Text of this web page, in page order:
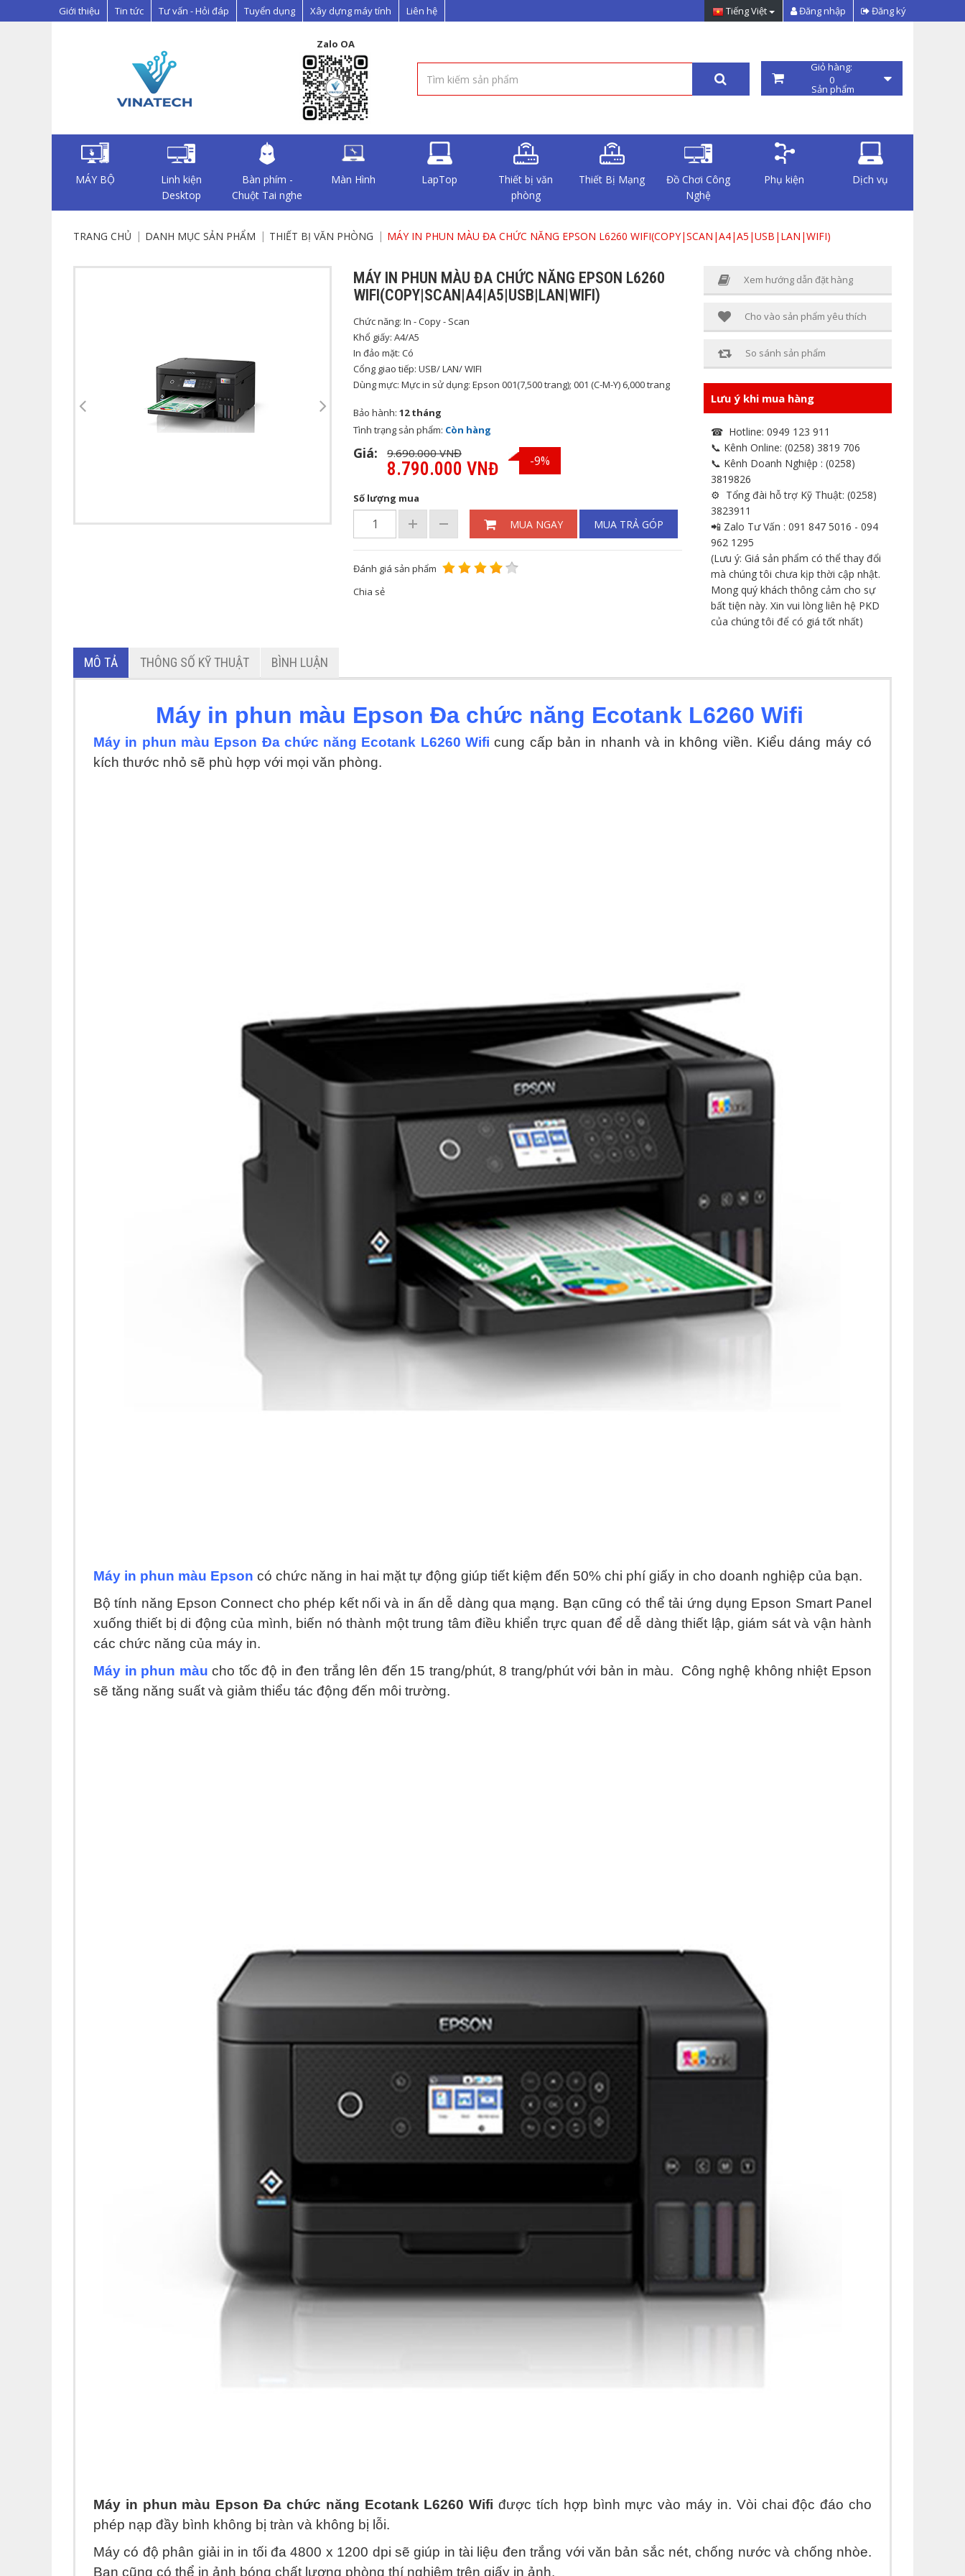
Giới thiệu Tin tức Tư vấn - Hỏi đáp Tuyển dụng Xây dựng máy tính Liên hệ Tiếng Việt Đăng nhập Đăng ký
Zalo OA
Giỏ hàng:
0
Sản phẩm
MÁY BỘ
Linh kiện
Desktop
Bàn phím -
Chuột Tai nghe
Màn Hình LapTop
Thiết bị văn
phòng
Thiết Bị Mạng
Đồ Chơi Công
Nghệ
Phụ kiện Dịch vụ
TRANG CHỦ DANH MỤC SẢN PHẨM THIẾT BỊ VĂN PHÒNG MÁY IN PHUN MÀU ĐA CHỨC NĂNG EPSON L6260 WIFI(COPY|SCAN|A4|A5|USB|LAN|WIFI)
MÁY IN PHUN MÀU ĐA CHỨC NĂNG EPSON L6260
WIFI(COPY|SCAN|A4|A5|USB|LAN|WIFI)
Chức năng: In - Copy - Scan
Khổ giấy: A4/A5
In đảo mặt: Có
Cổng giao tiếp: USB/ LAN/ WIFI
Dùng mực: Mực in sử dụng: Epson 001(7,500 trang); 001 (C-M-Y) 6,000 trang
Bảo hành: 12 tháng
Tình trạng sản phẩm: Còn hàng
Giá: 9.690.000 VNĐ
8.790.000 VNĐ -9%
Số lượng mua
MUA NGAY MUA TRẢ GÓP
Đánh giá sản phẩm
Chia sẻ
Xem hướng dẫn đặt hàng
Cho vào sản phẩm yêu thích
So sánh sản phẩm
Lưu ý khi mua hàng
☎ Hotline: 0949 123 911
📞 Kênh Online: (0258) 3819 706
📞 Kênh Doanh Nghiệp : (0258)
3819826
⚙ Tổng đài hỗ trợ Kỹ Thuật: (0258)
3823911
📲 Zalo Tư Vấn : 091 847 5016 - 094
962 1295
(Lưu ý: Giá sản phẩm có thể thay đổi
mà chúng tôi chưa kịp thời cập nhật.
Mong quý khách thông cảm cho sự
bất tiện này. Xin vui lòng liên hệ PKD
của chúng tôi để có giá tốt nhất)
MÔ TẢ THÔNG SỐ KỸ THUẬT BÌNH LUẬN
Máy in phun màu Epson Đa chức năng Ecotank L6260 Wifi
Máy in phun màu Epson Đa chức năng Ecotank L6260 Wifi cung cấp bản in nhanh và in không viền. Kiểu dáng máy có
kích thước nhỏ sẽ phù hợp với mọi văn phòng.
Máy in phun màu Epson có chức năng in hai mặt tự động giúp tiết kiệm đến 50% chi phí giấy in cho doanh nghiệp của bạn.
Bộ tính năng Epson Connect cho phép kết nối và in ấn dễ dàng qua mạng. Bạn cũng có thể tải ứng dụng Epson Smart Panel
xuống thiết bị di động của mình, biến nó thành một trung tâm điều khiển trực quan để dễ dàng thiết lập, giám sát và vận hành
các chức năng của máy in.
Máy in phun màu cho tốc độ in đen trắng lên đến 15 trang/phút, 8 trang/phút với bản in màu. Công nghệ không nhiệt Epson
sẽ tăng năng suất và giảm thiểu tác động đến môi trường.
Máy in phun màu Epson Đa chức năng Ecotank L6260 Wifi được tích hợp bình mực vào máy in. Vòi chai độc đáo cho
phép nạp đầy bình không bị tràn và không bị lỗi.
Máy có độ phân giải in in tối đa 4800 x 1200 dpi sẽ giúp in tài liệu đen trắng với văn bản sắc nét, chống nước và chống nhòe.
Bạn cũng có thể in ảnh bóng chất lượng phòng thí nghiệm trên giấy in ảnh.